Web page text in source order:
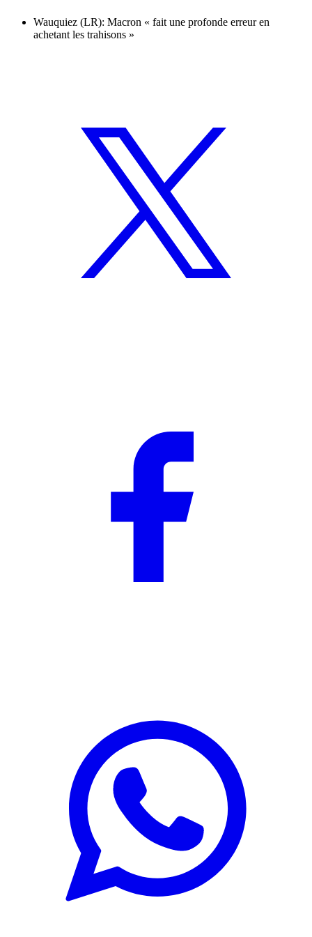
Wauquiez (LR): Macron « fait une profonde erreur en
achetant les trahisons »